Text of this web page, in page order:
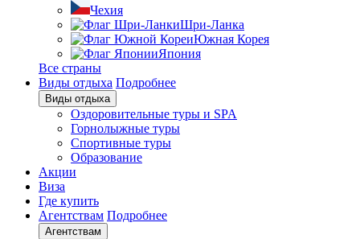
Чехия
Шри-Ланка
Южная Корея
Япония
Все страны
Виды отдыха Подробнее
Виды отдыха
Оздоровительные туры и SPA
Горнолыжные туры
Спортивные туры
Образование
Акции
Виза
Где купить
Агентствам Подробнее
Агентствам